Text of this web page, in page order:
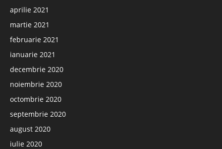
aprilie 2021
martie 2021
februarie 2021
ianuarie 2021
decembrie 2020
noiembrie 2020
octombrie 2020
septembrie 2020
august 2020
iulie 2020